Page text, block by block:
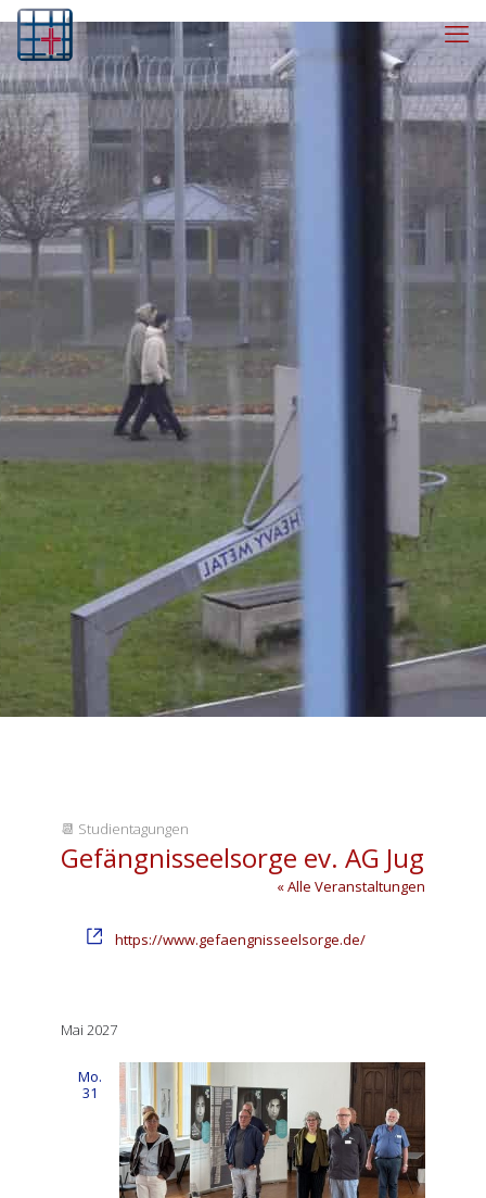
📆 Studientagungen
Gefängnisseelsorge ev. AG Jug
« Alle Veranstaltungen
Webseite
https://www.gefaengnisseelsorge.de/
Mai 2027
Mo.
31